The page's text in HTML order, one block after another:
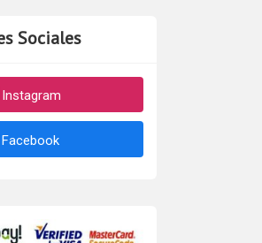
Sociales
Instagram
Facebook